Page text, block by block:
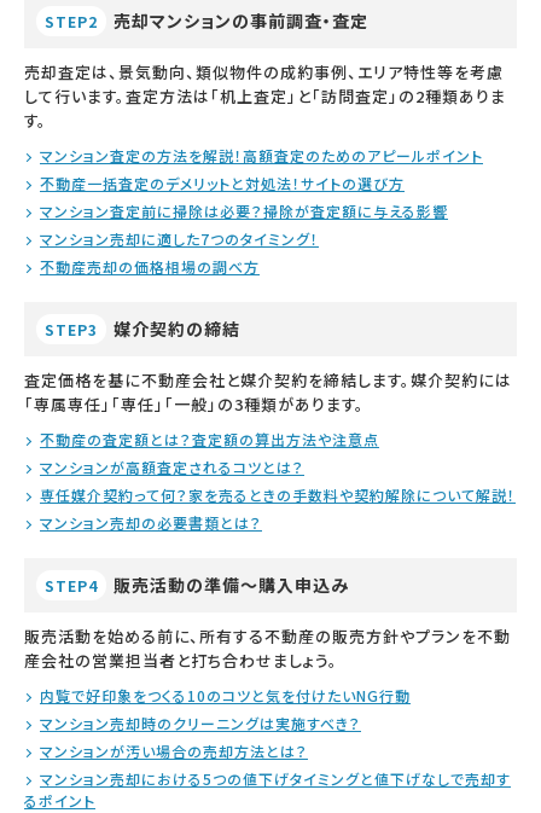
STEP2 売却マンションの事前調査・査定
売却査定は、景気動向、類似物件の成約事例、エリア特性等を考慮
して行います。査定方法は「机上査定」と「訪問査定」の2種類ありま
す。
マンション査定の方法を解説！高額査定のためのアピールポイント
不動産一括査定のデメリットと対処法！サイトの選び方
マンション査定前に掃除は必要？掃除が査定額に与える影響
マンション売却に適した7つのタイミング！
不動産売却の価格相場の調べ方
STEP3 媒介契約の締結
査定価格を基に不動産会社と媒介契約を締結します。媒介契約には
「専属専任」「専任」「一般」の3種類があります。
不動産の査定額とは？査定額の算出方法や注意点
マンションが高額査定されるコツとは？
専任媒介契約って何？家を売るときの手数料や契約解除について解説！
マンション売却の必要書類とは？
STEP4 販売活動の準備～購入申込み
販売活動を始める前に、所有する不動産の販売方針やプランを不動
産会社の営業担当者と打ち合わせましょう。
内覧で好印象をつくる10のコツと気を付けたいNG行動
マンション売却時のクリーニングは実施すべき？
マンションが汚い場合の売却方法とは？
マンション売却における5つの値下げタイミングと値下げなしで売却す
るポイント